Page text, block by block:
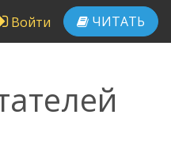
Войти ЧИТАТЬ